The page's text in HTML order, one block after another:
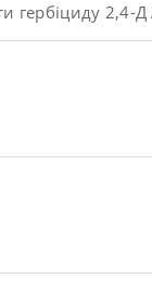
гербіциду 2,4-Д